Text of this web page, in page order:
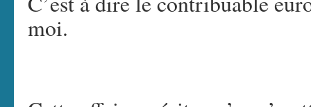
moi.